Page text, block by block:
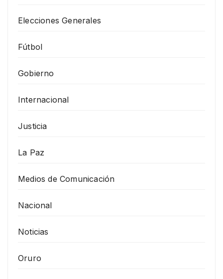
Elecciones Generales
Fútbol
Gobierno
Internacional
Justicia
La Paz
Medios de Comunicación
Nacional
Noticias
Oruro